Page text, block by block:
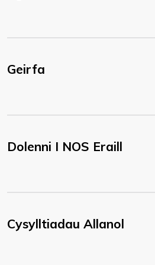
Geirfa
Dolenni I NOS Eraill
Cysylltiadau Allanol